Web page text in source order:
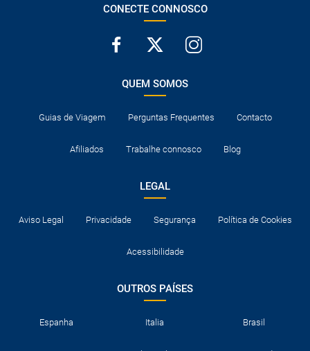
CONECTE CONNOSCO
QUEM SOMOS
Guias de Viagem Perguntas Frequentes Contacto
Afiliados Trabalhe connosco Blog
LEGAL
Aviso Legal Privacidade Segurança Política de Cookies
Acessibilidade
OUTROS PAÍSES
Espanha Italia Brasil